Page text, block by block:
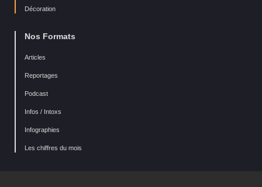
Décoration
Nos Formats
Articles
Reportages
Podcast
Infos / Intoxs
Infographies
Les chiffres du mois